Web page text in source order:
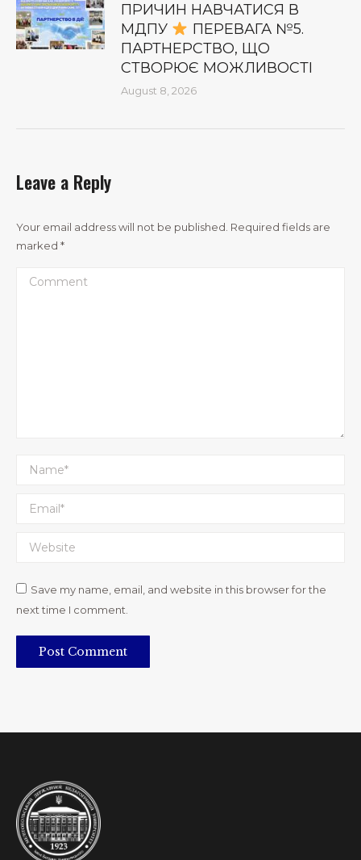
ПРИЧИН НАВЧАТИСЯ В
МДПУ
ПЕРЕВАГА №5.
ПАРТНЕРСТВО, ЩО
СТВОРЮЄ МОЖЛИВОСТІ
August 8, 2026
Leave a Reply
Your email address will not be published. Required fields are
marked *
Comment
Name *
Email *
Website
Save my name, email, and website in this browser for the
next time I comment.
Post Comment